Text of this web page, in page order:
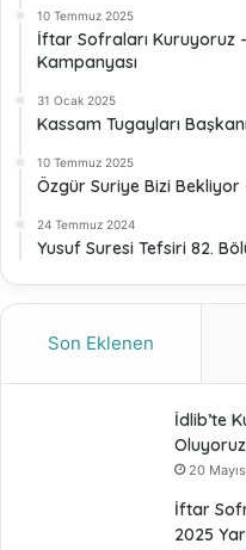
10 Temmuz 2025
İftar Sofraları Kuruyoruz
Kampanyası
31 Ocak 2025
Kassam Tugayları
10 Temmuz 2025
Özgür Suriye Bizi Bekliyor
24 Temmuz 2024
Yusuf Suresi Tefsiri 82.
Son Eklenen
İdlib’te
Oluyoruz
20
İftar
2025